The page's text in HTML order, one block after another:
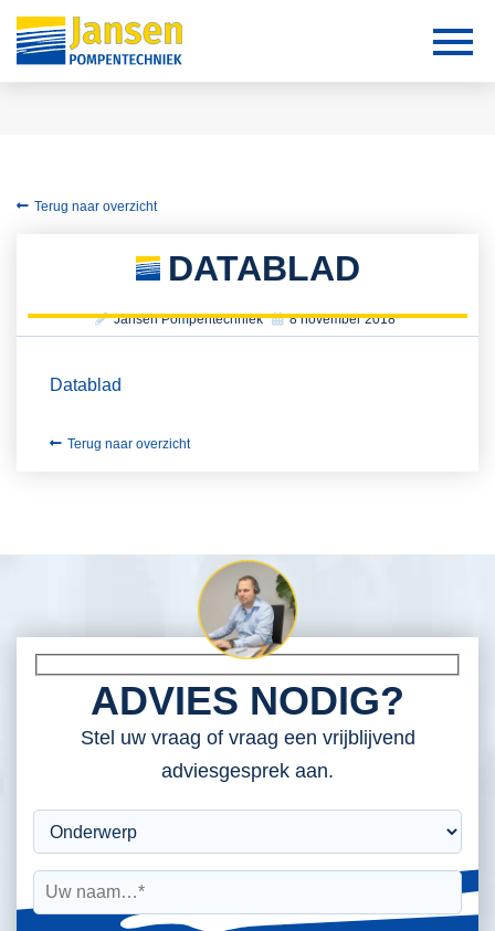
Terug naar overzicht
DATABLAD
Jansen Pompentechniek 8 november 2018
Datablad
Terug naar overzicht
ADVIES NODIG?
Stel uw vraag of vraag een vrijblijvend
adviesgesprek aan.